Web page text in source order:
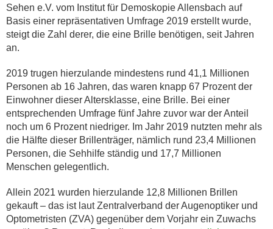
Sehen e.V. vom Institut für Demoskopie Allensbach auf
Basis einer repräsentativen Umfrage 2019 erstellt wurde,
steigt die Zahl derer, die eine Brille benötigen, seit Jahren
an.
2019 trugen hierzulande mindestens rund 41,1 Millionen
Personen ab 16 Jahren, das waren knapp 67 Prozent der
Einwohner dieser Altersklasse, eine Brille. Bei einer
entsprechenden Umfrage fünf Jahre zuvor war der Anteil
noch um 6 Prozent niedriger. Im Jahr 2019 nutzten mehr als
die Hälfte dieser Brillenträger, nämlich rund 23,4 Millionen
Personen, die Sehhilfe ständig und 17,7 Millionen
Menschen gelegentlich.
Allein 2021 wurden hierzulande 12,8 Millionen Brillen
gekauft – das ist laut Zentralverband der Augenoptiker und
Optometristen (ZVA) gegenüber dem Vorjahr ein Zuwachs